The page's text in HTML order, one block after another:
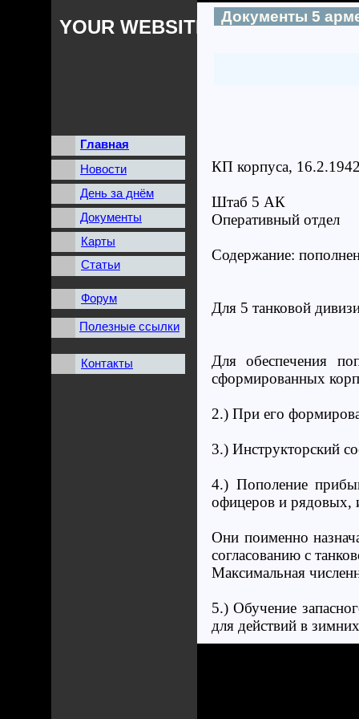
YOUR WEBSITES NAME
Главная
Новости
День за днём
Документы
Карты
Статьи
Форум
Полезные ссылки
Контакты
Документы 5
КП корпуса,
Штаб 5 АК
Оперативный отдел
Содержание:
Для 5 танковой
Для обеспечения
сформированных
2.) При его
3.) Инструкторский
4.) Пополение
офицеров и рядовых,
Они поименно
согласованию с
Максимальная
5.) Обучение
для действий в